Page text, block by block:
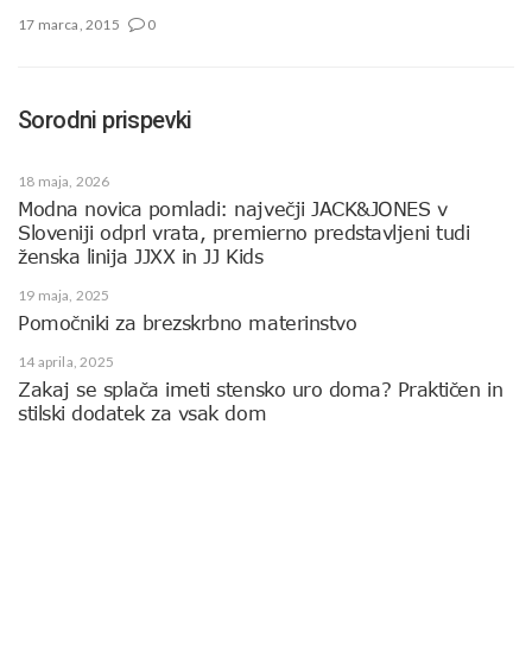
17 marca, 2015 0
Sorodni prispevki
18 maja, 2026
Modna novica pomladi: največji JACK&JONES v
Sloveniji odprl vrata, premierno predstavljeni tudi
ženska linija JJXX in JJ Kids
19 maja, 2025
Pomočniki za brezskrbno materinstvo
14 aprila, 2025
Zakaj se splača imeti stensko uro doma? Praktičen in
stilski dodatek za vsak dom